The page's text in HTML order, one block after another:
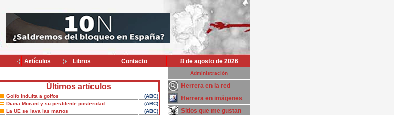
8 de agosto de 2026
Últimos artículos
Golfo indulta a golfos
(ABC)
Diana Morant y su pestilente posteridad
(ABC)
La UE se lava las manos
(ABC)
Administración
Herrera en la red
Herrera en imágenes
Sitios que me gustan
Artículos Libros Contacto